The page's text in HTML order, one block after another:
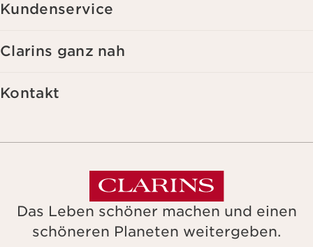
Kundenservice
Clarins ganz nah
Kontakt
Das Leben schöner machen und einen
schöneren Planeten weitergeben.